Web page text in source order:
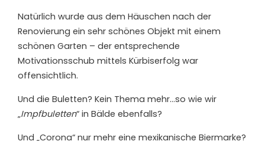
Natürlich wurde aus dem Häuschen nach der
Renovierung ein sehr schönes Objekt mit einem
schönen Garten – der entsprechende
Motivationsschub mittels Kürbiserfolg war
offensichtlich.
Und die Buletten? Kein Thema mehr…so wie wir
„Impfbuletten“ in Bälde ebenfalls?
Und „Corona“ nur mehr eine mexikanische Biermarke?